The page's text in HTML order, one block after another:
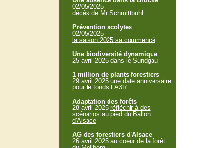
02/05/2025
décès de Mr Schmittbuhl
Prévention scolytes
02/05/2025
la saison 2025 sa commencé
Une biodiversité dynamique
25 avril 2025 dans le Sundgau
1 million de plants forestiers
29 avril 2025 une date anniversaire
pour le fonds FA3R
Adaptation des forêts
28 avril 2025 réfléchir à des
scénarios au pied du Ballon
d'Alsace
AG des forestiers d'Alsace
26 avril 2025 au coeur de la forêt